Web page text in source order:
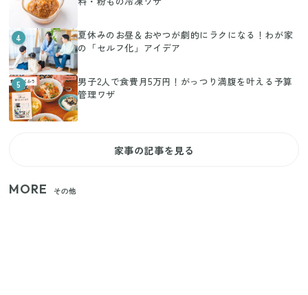
4
夏休みのお昼＆おやつが劇的にラクになる！わが家
の「セルフ化」アイデア
5
男子2人で食費月5万円！がっつり満腹を叶える予算
管理ワザ
家事の記事を見る
MORE その他